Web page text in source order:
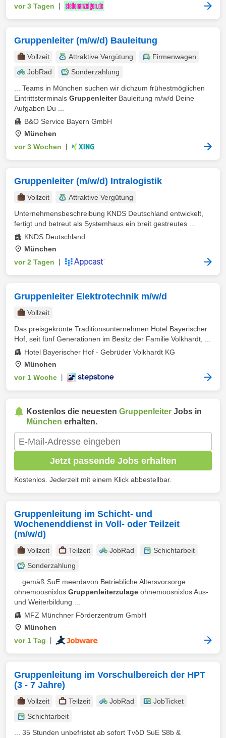
vor 3 Tagen
Gruppenleiter (m/w/d) Bauleitung
Vollzeit Attraktive Vergütung
Firmenwagen
JobRad
Sonderzahlung
... Teams in München suchen wir dichzum frühestmöglichen
Eintrittsterminals GruppenleiterBauleitung m/w/d Deine
Aufgaben Du ...
B&O Service Bayern GmbH
München
vor 3 Wochen
Gruppenleiter (m/w/d) Intralogistik
Vollzeit
Attraktive Vergütung
Unternehmensbeschreibung KNDS Deutschland entwickelt,
fertigt und betreut als Systemhaus ein breit gestreutes ...
KNDS Deutschland
München
vor 2 Tagen
Gruppenleiter Elektrotechnik m/w/d
Vollzeit
Das preisgekrönte Traditionsunternehmen Hotel Bayerischer
Hof, seit fünf Generationen im Besitz der Familie Volkhardt, ...
Hotel Bayerischer Hof - Gebrüder Volkhardt KG
München
vor 1 Woche
Kostenlos die neuesten Gruppenleiter Jobs in
München erhalten.
Jetzt passende Jobs erhalten
Kostenlos. Jederzeit mit einem Klick abbestellbar.
Gruppenleitung im Schicht- und
Wochenenddienst in Voll- oder Teilzeit
(m/w/d)
Vollzeit Teilzeit JobRad
Schichtarbeit
Sonderzahlung
... gemäß SuE meerdavon Betriebliche Altersvorsorge
ohnemoosnixlos Gruppenleiterzulage ohnemoosnixlos Aus-
und Weiterbildung ...
MFZ Münchner Förderzentrum GmbH
München
vor 1 Tag
Gruppenleitung im Vorschulbereich der HPT
(3 - 7 Jahre)
Vollzeit Teilzeit JobRad
JobTicket
Schichtarbeit
... 35 Stunden unbefristet ab sofort TvöD SuE S8b &